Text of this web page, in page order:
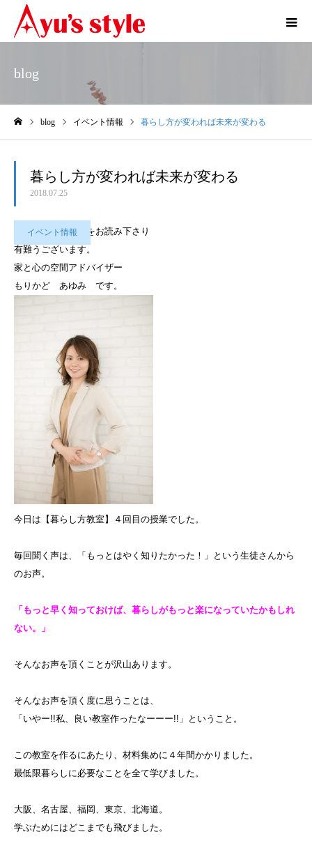
blog
blog イベント情報 暮らし方が変われば未来が変わる
暮らし方が変われば未来が変わる
2018.07.25
イベント情報
いつも私のブログをお読み下さり
有難うございます。
家と心の空間アドバイザー
もりかど あゆみ です。
今日は【暮らし方教室】４回目の授業でした。
毎回聞く声は、「もっとはやく知りたかった！」という生徒さんから
のお声。
「もっと早く知っておけば、暮らしがもっと楽になっていたかもしれ
ない。」
そんなお声を頂くことが沢山あります。
そんなお声を頂く度に思うことは、
「いやー!!私、良い教室作ったなーーー!!」ということ。
この教室を作るにあたり、材料集めに４年間かかりました。
最低限暮らしに必要なことを全て学びました。
大阪、名古屋、福岡、東京、北海道。
学ぶためにはどこまでも飛びました。